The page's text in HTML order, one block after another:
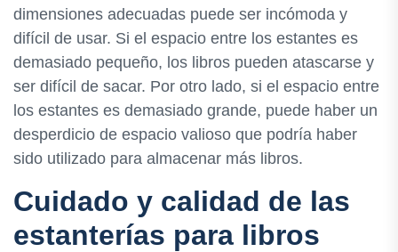
dimensiones adecuadas puede ser incómoda y
difícil de usar. Si el espacio entre los estantes es
demasiado pequeño, los libros pueden atascarse y
ser difícil de sacar. Por otro lado, si el espacio entre
los estantes es demasiado grande, puede haber un
desperdicio de espacio valioso que podría haber
sido utilizado para almacenar más libros.
Cuidado y calidad de las
estanterías para libros